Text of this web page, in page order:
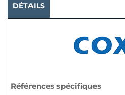
DÉTAILS
Références spécifiques